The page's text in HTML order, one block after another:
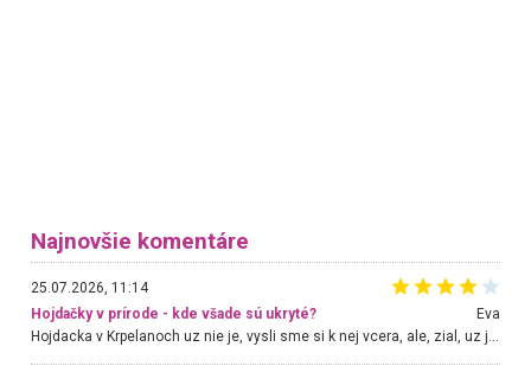
Najnovšie komentáre
25.07.2026, 11:14
Hojdačky v prírode - kde všade sú ukryté?
Eva
Hojdacka v Krpelanoch uz nie je, vysli sme si k nej vcera, ale, zial, uz je znicena. Ak sem planujete cestu len kvoli hojdacke, mozete si ju usetrit. Krasny vyhlad je tu vsak aj bez hojdacky :-)